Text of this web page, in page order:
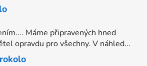
Máme připravených hned
opravdu pro všechny. V náhled...